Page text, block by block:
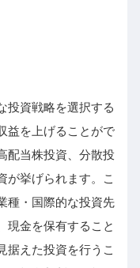
投資戦略を選択する
益を上げることがで
配当株投資、分散投
が挙げられます。こ
種・国際的な投資先
現金を保有すること
据えた投資を行うこ